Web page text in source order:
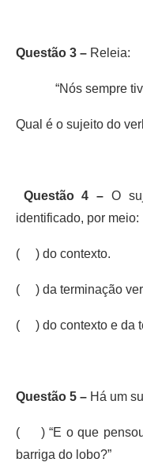
Questão 3 – Releia:
“Nós sempre
Qual é o sujeito do
Questão 4 – O
identificado, por meio:
( ) do contexto.
( ) da terminação
( ) do contexto e da
Questão 5 – Há um
( ) “E o que pensou
barriga do lobo?”